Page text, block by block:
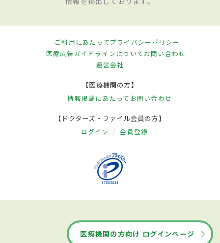
ご利用にあたってプライバシーポリシー
医療広告ガイドラインについてお問い合わせ
運営会社
【医療機関の方】
情報掲載にあたって お問い合わせ
【ドクターズ・ファイル会員の方】
ログイン 会員登録
医療機関の方向け ログインページ